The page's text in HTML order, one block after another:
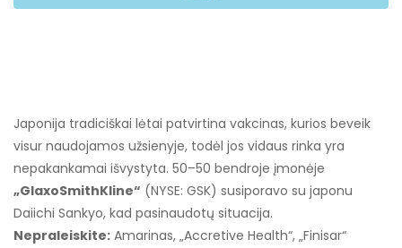
Japonija tradiciškai lėtai patvirtina vakcinas, kurios beveik
visur naudojamos užsienyje, todėl jos vidaus rinka yra
nepakankamai išvystyta. 50–50 bendroje įmonėje
„GlaxoSmithKline“ (NYSE: GSK) susiporavo su japonu
Daiichi Sankyo, kad pasinaudotų situacija.
Nepraleiskite: Amarinas, „Accretive Health“, „Finisar“